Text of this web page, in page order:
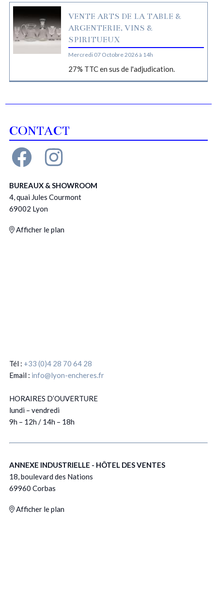
VENTE ARTS DE LA TABLE &
ARGENTERIE, VINS &
SPIRITUEUX
Mercredi 07 Octobre 2026 à 14h
27% TTC en sus de l'adjudication.
CONTACT
BUREAUX & SHOWROOM
4, quai Jules Courmont
69002 Lyon
Afficher le plan
Tél : +33 (0)4 28 70 64 28
Email : info@lyon-encheres.fr
HORAIRES D’OUVERTURE
lundi – vendredi
9h – 12h / 14h – 18h
ANNEXE INDUSTRIELLE - HÔTEL DES VENTES
18, boulevard des Nations
69960 Corbas
Afficher le plan